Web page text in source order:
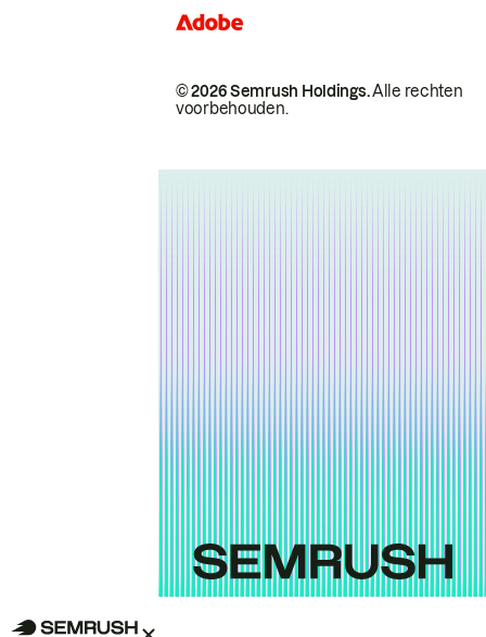
© 2026 Semrush Holdings.Alle rechten
voorbehouden.